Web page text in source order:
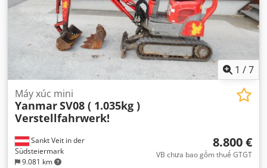
1 /7
Sankt Veit in der
Südsteiermark
9.081 km
Máy xúc mini
YanmarSV08 ( 1.035kg )
Verstellfahrwerk!
8.800 €
VB chưa bao gồm thuế GTGT